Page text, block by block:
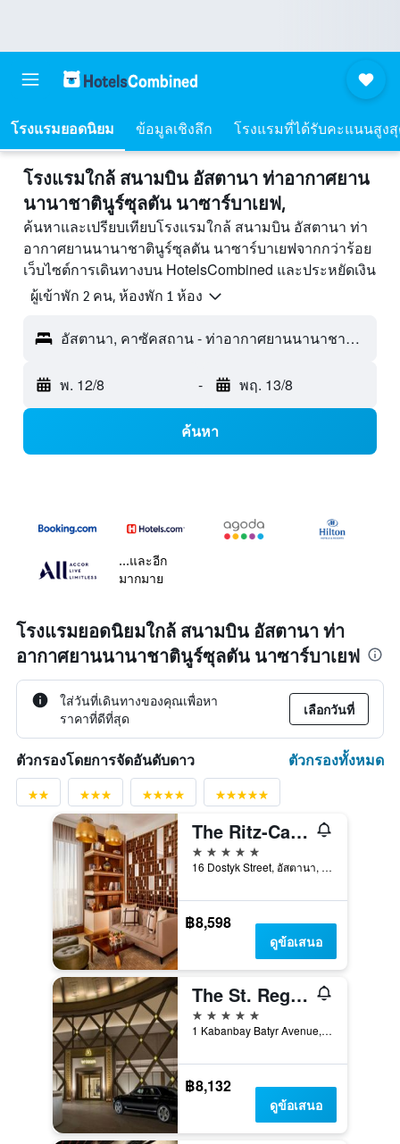
โรงแรมยอดนิยม ข้อมูลเชิงลึก โรงแรมที่ได้รับคะแนนสูง
โรงแรมใกล้ สนามบิน อัสตานา ท่าอากาศยาน
นานาชาตินูร์ซุลตัน นาซาร์บาเยฟ,
ค้นหาและเปรียบเทียบโรงแรมใกล้ สนามบิน อัสตานา ท่า
อากาศยานนานาชาตินูร์ซุลตัน นาซาร์บาเยฟจากกว่าร้อย
เว็บไซต์การเดินทางบน HotelsCombined และประหยัดเงิน
ผู้เข้าพัก 2 คน, ห้องพัก 1 ห้อง
อัสตานา, คาซัคสถาน - ท่าอากาศยานนานาชาตินูร์ซุลตัน นาซาร์บาเยฟ (TSE)
พ. 12/8 - พฤ. 13/8
ค้นหา
...และอีก
มากมาย
โรงแรมยอดนิยมใกล้ สนามบิน อัสตานา ท่า
อากาศยานนานาชาตินูร์ซุลตัน นาซาร์บาเยฟ
ใส่วันที่เดินทางของคุณเพื่อหา
ราคาที่ดีที่สุด
เลือกวันที่
ตัวกรองโดยการจัดอันดับดาว ตัวกรองทั้งหมด
The Ritz-Carlton, Astana
5 ดาว
16 Dostyk Street, อัสตานา, คาซัคสถาน
฿8,598
ดูข้อเสนอ
The St. Regis Astana
5 ดาว
1 Kabanbay Batyr Avenue, อัสตานา, คาซัคสถาน
฿8,132
ดูข้อเสนอ